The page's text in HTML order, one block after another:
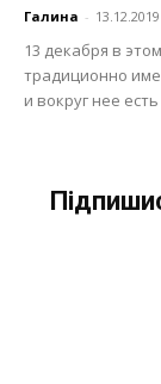
Галина -
13 декабря в
традиционно
и вокруг нее